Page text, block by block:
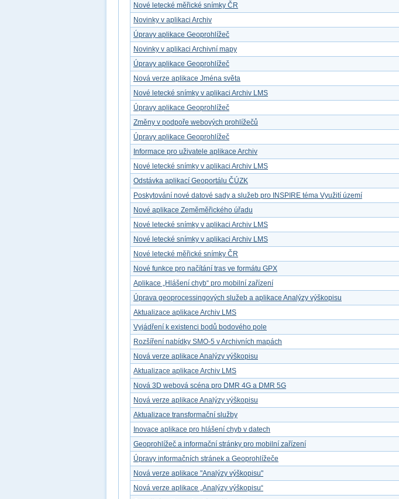
Nové letecké měřické snímky ČR
Novinky v aplikaci Archiv
Úpravy aplikace Geoprohlížeč
Novinky v aplikaci Archivní mapy
Úpravy aplikace Geoprohlížeč
Nová verze aplikace Jména světa
Nové letecké snímky v aplikaci Archiv LMS
Úpravy aplikace Geoprohlížeč
Změny v podpoře webových prohlížečů
Úpravy aplikace Geoprohlížeč
Informace pro uživatele aplikace Archiv
Nové letecké snímky v aplikaci Archiv LMS
Odstávka aplikací Geoportálu ČÚZK
Poskytování nové datové sady a služeb pro INSPIRE téma Využití území
Nové aplikace Zeměměřického úřadu
Nové letecké snímky v aplikaci Archiv LMS
Nové letecké snímky v aplikaci Archiv LMS
Nové letecké měřické snímky ČR
Nové funkce pro načítání tras ve formátu GPX
Aplikace „Hlášení chyb“ pro mobilní zařízení
Úprava geoprocessingových služeb a aplikace Analýzy výškopisu
Aktualizace aplikace Archiv LMS
Vyjádření k existenci bodů bodového pole
Rozšíření nabídky SMO-5 v Archivních mapách
Nová verze aplikace Analýzy výškopisu
Aktualizace aplikace Archiv LMS
Nová 3D webová scéna pro DMR 4G a DMR 5G
Nová verze aplikace Analýzy výškopisu
Aktualizace transformační služby
Inovace aplikace pro hlášení chyb v datech
Geoprohlížeč a informační stránky pro mobilní zařízení
Úpravy informačních stránek a Geoprohlížeče
Nová verze aplikace "Analýzy výškopisu"
Nová verze aplikace „Analýzy výškopisu“